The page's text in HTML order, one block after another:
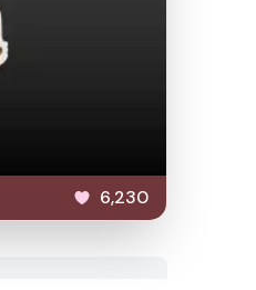
6,230